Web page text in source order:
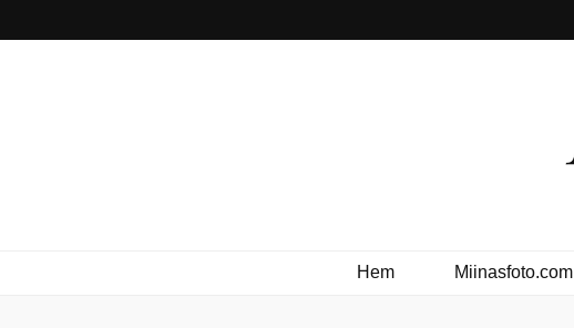
Hem Miinasfoto.com